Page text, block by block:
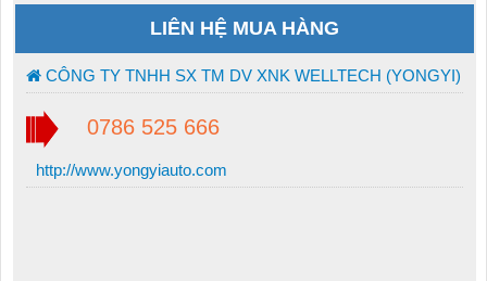
LIÊN HỆ MUA HÀNG
CÔNG TY TNHH SX TM DV XNK WELLTECH (YONGYI)
0786 525 666
http://www.yongyiauto.com